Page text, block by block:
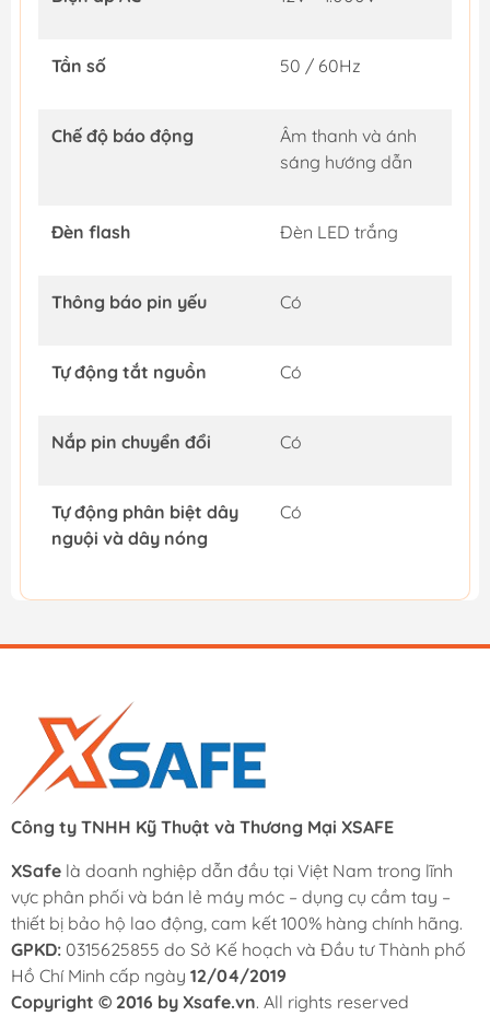
Tần số 50 / 60Hz
Chế độ báo động
Âm thanh và ánh
sáng hướng dẫn
Đèn flash Đèn LED trắng
Thông báo pin yếu Có
Tự động tắt nguồn Có
Nắp pin chuyển đổi Có
Tự động phân biệt dây
nguội và dây nóng
Có
Công ty TNHH Kỹ Thuật và Thương Mại XSAFE
XSafe là doanh nghiệp dẫn đầu tại Việt Nam trong lĩnh
vực phân phối và bán lẻ máy móc – dụng cụ cầm tay –
thiết bị bảo hộ lao động, cam kết 100% hàng chính hãng.
GPKD: 0315625855 do Sở Kế hoạch và Đầu tư Thành phố
Hồ Chí Minh cấp ngày 12/04/2019
Copyright © 2016 by Xsafe.vn. All rights reserved